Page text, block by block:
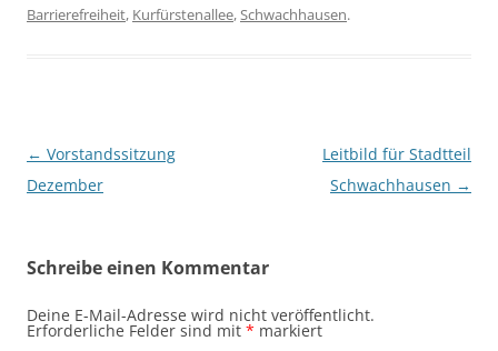
Barrierefreiheit, Kurfürstenallee,Schwachhausen.
Beitragsnavigation
← Vorstandssitzung
Dezember
Leitbild für Stadtteil
Schwachhausen →
Schreibe einen Kommentar
Deine E-Mail-Adresse wird nicht veröffentlicht.
Erforderliche Felder sind mit * markiert